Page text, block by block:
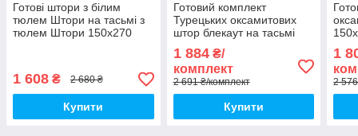
Готові штори з білим
тюлем Штори на тасьмі з
тюлем Штори 150х270
1 608 ₴ 2 680 ₴
Купити
Готовий комплект
Турецьких оксамитових
штор блекаут на тасьмі
Розмір 150на270см Колір
антрацит
1 884₴/
комплект
2 691 ₴/комплект
Купити
1
2